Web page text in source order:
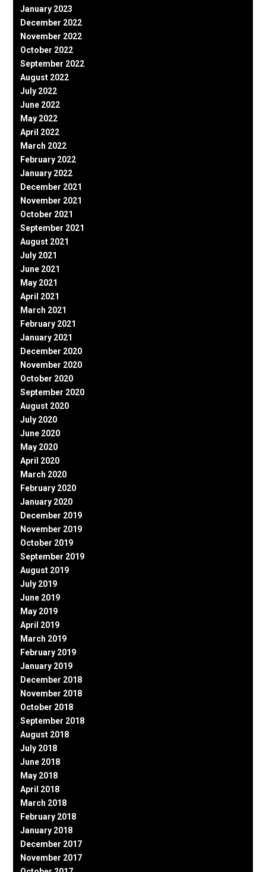
January 2023
December 2022
November 2022
October 2022
September 2022
August 2022
July 2022
June 2022
May 2022
April 2022
March 2022
February 2022
January 2022
December 2021
November 2021
October 2021
September 2021
August 2021
July 2021
June 2021
May 2021
April 2021
March 2021
February 2021
January 2021
December 2020
November 2020
October 2020
September 2020
August 2020
July 2020
June 2020
May 2020
April 2020
March 2020
February 2020
January 2020
December 2019
November 2019
October 2019
September 2019
August 2019
July 2019
June 2019
May 2019
April 2019
March 2019
February 2019
January 2019
December 2018
November 2018
October 2018
September 2018
August 2018
July 2018
June 2018
May 2018
April 2018
March 2018
February 2018
January 2018
December 2017
November 2017